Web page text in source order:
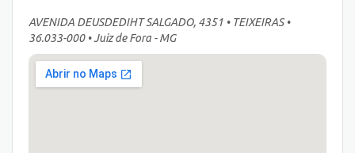
AVENIDA DEUSDEDIHT SALGADO, 4351 • TEIXEIRAS •
36.033-000 • Juiz de Fora - MG